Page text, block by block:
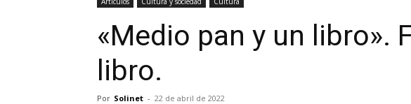
«Medio pan y un libro».
libro.
Por Solinet - 22 de abril de 2022